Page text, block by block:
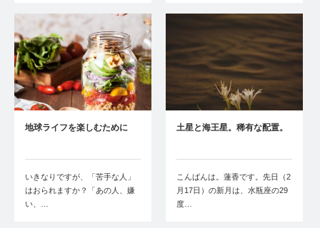
地球ライフを楽しむために
いきなりですが、「苦手な人」
はおられますか？「あの人、嫌
い、…
土星と海王星。稀有な配置。
こんばんは。蓮香です。先日（2
月17日）の新月は、水瓶座の29
度…